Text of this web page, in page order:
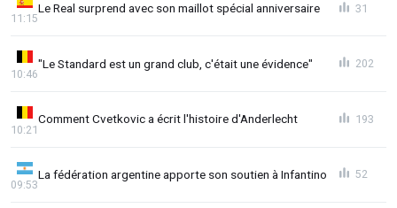
Le Real surprend avec son maillot spécial anniversaire
11:15
31
"Le Standard est un grand club, c'était une évidence"
10:46
202
Comment Cvetkovic a écrit l'histoire d'Anderlecht
10:21
193
La fédération argentine apporte son soutien à Infantino
09:53
52